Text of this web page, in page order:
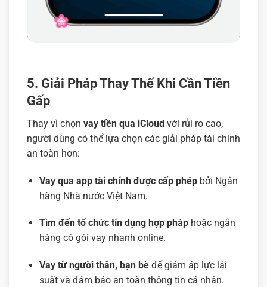
5. Giải Pháp Thay Thế Khi Cần Tiền
Gấp
Thay vì chọn vay tiền qua iCloud với rủi ro cao,
người dùng có thể lựa chọn các giải pháp tài chính
an toàn hơn:
Vay qua app tài chính được cấp phépbởi Ngân
hàng Nhà nước Việt Nam.
Tìm đến tổ chức tín dụng hợp pháphoặc ngân
hàng có gói vay nhanh online.
Vay từ người thân, bạn bèđể giảm áp lực lãi
suất và đảm bảo an toàn thông tin cá nhân.